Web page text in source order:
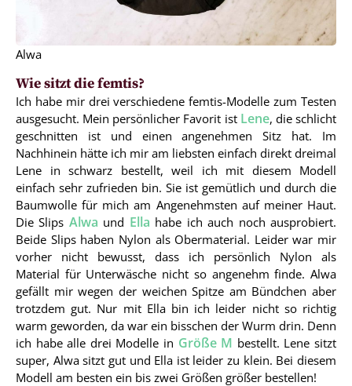
Alwa
Wie sitzt die femtis?
Ich habe mir drei verschiedene femtis-Modelle zum Testen
ausgesucht. Mein persönlicher Favorit ist Lene, die schlicht
geschnitten ist und einen angenehmen Sitz hat. Im
Nachhinein hätte ich mir am liebsten einfach direkt dreimal
Lene in schwarz bestellt, weil ich mit diesem Modell
einfach sehr zufrieden bin. Sie ist gemütlich und durch die
Baumwolle für mich am Angenehmsten auf meiner Haut.
Die Slips Alwa und Ella habe ich auch noch ausprobiert.
Beide Slips haben Nylon als Obermaterial. Leider war mir
vorher nicht bewusst, dass ich persönlich Nylon als
Material für Unterwäsche nicht so angenehm finde. Alwa
gefällt mir wegen der weichen Spitze am Bündchen aber
trotzdem gut. Nur mit Ella bin ich leider nicht so richtig
warm geworden, da war ein bisschen der Wurm drin. Denn
ich habe alle drei Modelle in Größe M bestellt. Lene sitzt
super, Alwa sitzt gut und Ella ist leider zu klein. Bei diesem
Modell am besten ein bis zwei Größen größer bestellen!